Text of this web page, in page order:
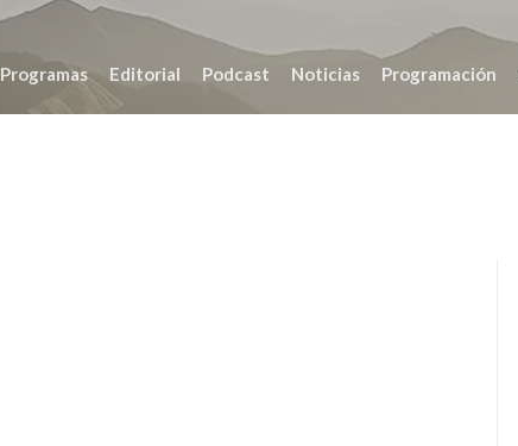
Programas Editorial Podcast Noticias Programación